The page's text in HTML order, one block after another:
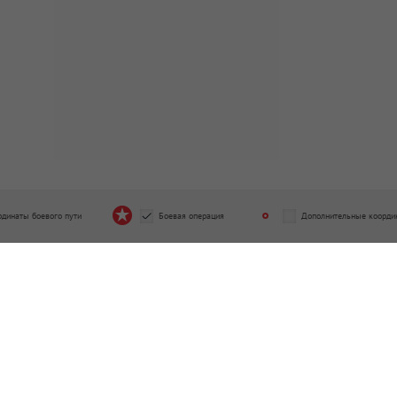
боевого пути Боевая операция Дополнительные